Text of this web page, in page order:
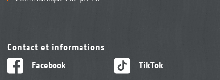
Contact et informations
Facebook
TikTok